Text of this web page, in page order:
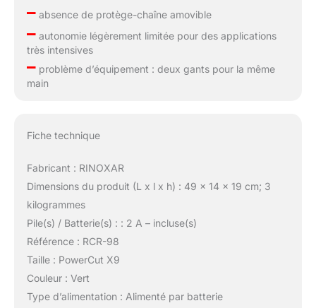
–absence de protège-chaîne amovible
–autonomie légèrement limitée pour des applications
très intensives
–problème d’équipement : deux gants pour la même
main
Fiche technique
Fabricant : RINOXAR
Dimensions du produit (L x l x h) : 49 x 14 x 19 cm; 3
kilogrammes
Pile(s) / Batterie(s) : : 2 A – incluse(s)
Référence : RCR-98
Taille : PowerCut X9
Couleur : Vert
Type d’alimentation : Alimenté par batterie